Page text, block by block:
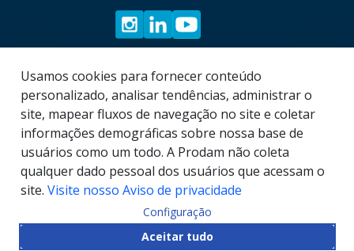
2026, Empresa de Tecnologia da
Usamos cookies para fornecer conteúdo
personalizado, analisar tendências, administrar o
site, mapear fluxos de navegação no site e coletar
informações demográficas sobre nossa base de
usuários como um todo. A Prodam não coleta
qualquer dado pessoal dos usuários que acessam o
site. Visite nosso Aviso de privacidade
Configuração
Aceitar tudo